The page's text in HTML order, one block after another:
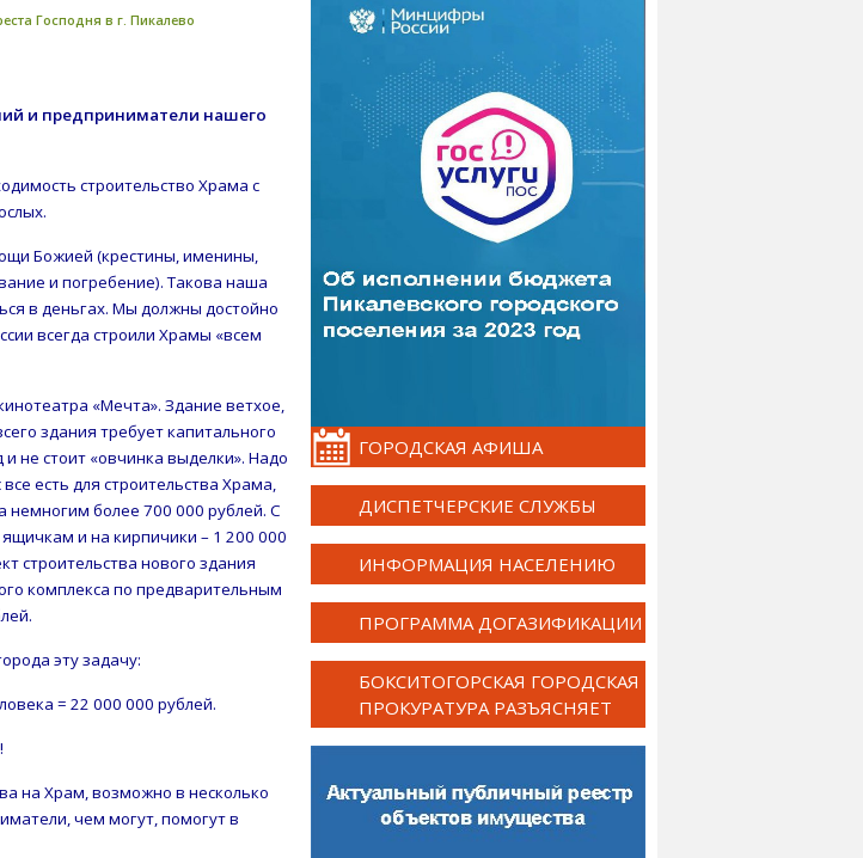
Господня в г. Пикалево
и предприниматели нашего
строительство Храма с
Божией (крестины, именины,
и погребение). Такова наша
в деньгах. Мы должны достойно
всегда строили Храмы «всем
«Мечта». Здание ветхое,
здания требует капитального
не стоит «овчинка выделки». Надо
есть для строительства Храма,
немногим более 700 000 рублей. С
и на кирпичики – 1 200 000
строительства нового здания
комплекса по предварительным
эту задачу:
= 22 000 000 рублей.
на Храм, возможно в несколько
чем могут, помогут в
ГОРОДСКАЯ АФИША
ДИСПЕТЧЕРСКИЕ СЛУЖБЫ
ИНФОРМАЦИЯ НАСЕЛЕНИЮ
ПРОГРАММА ДОГАЗИФИКАЦИИ
БОКСИТОГОРСКАЯ ГОРОДСКАЯ
ПРОКУРАТУРА РАЗЪЯСНЯЕТ